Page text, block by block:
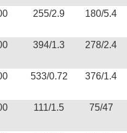
255/2.9 180/5.4
394/1.3 278/2.4
533/0.72 376/1.4
111/1.5 75/47